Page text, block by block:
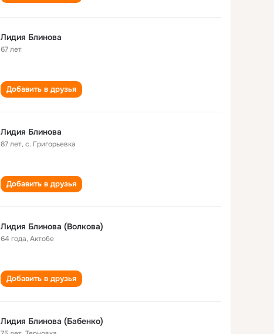
Лидия Блинова
67 лет
Добавить в друзья
Лидия Блинова
87 лет,с. Григорьевка
Добавить в друзья
Лидия Блинова (Волкова)
64 года,Актобе
Добавить в друзья
Лидия Блинова (Бабенко)